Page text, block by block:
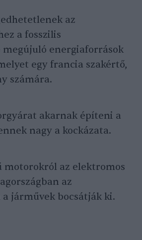
az
a fosszilis
energiaforrások
egy francia szakértő,
számára.
akarnak építeni a
nagy a kockázata.
motorokról az elektromos
az
a járművek bocsátják ki.